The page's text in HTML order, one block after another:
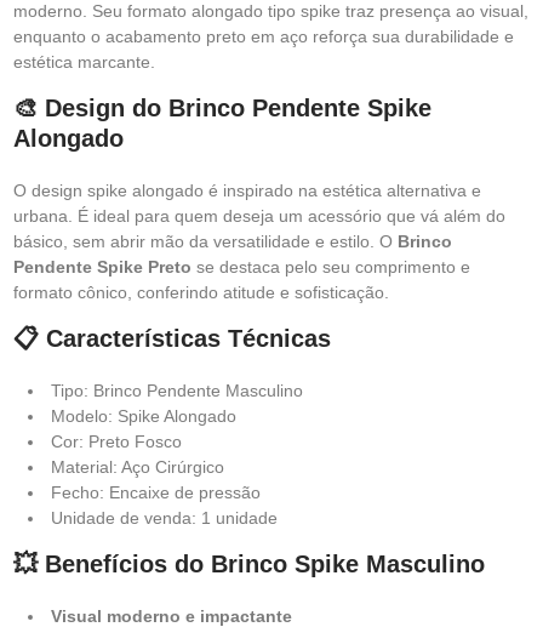
moderno. Seu formato alongado tipo spike traz presença ao visual,
enquanto o acabamento preto em aço reforça sua durabilidade e
estética marcante.
🎨 Design do Brinco Pendente Spike
Alongado
O design spike alongado é inspirado na estética alternativa e
urbana. É ideal para quem deseja um acessório que vá além do
básico, sem abrir mão da versatilidade e estilo. O Brinco
Pendente Spike Preto se destaca pelo seu comprimento e
formato cônico, conferindo atitude e sofisticação.
📋 Características Técnicas
Tipo: Brinco Pendente Masculino
Modelo: Spike Alongado
Cor: Preto Fosco
Material: Aço Cirúrgico
Fecho: Encaixe de pressão
Unidade de venda: 1 unidade
💥 Benefícios do Brinco Spike Masculino
Visual moderno e impactante